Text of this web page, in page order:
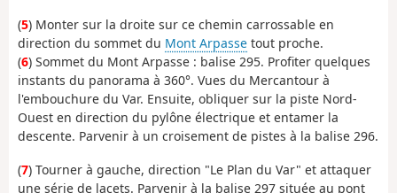
(5) Monter sur la droite sur ce chemin carrossable en
direction du sommet du Mont Arpasse tout proche.
(6) Sommet du Mont Arpasse : balise 295. Profiter quelques
instants du panorama à 360°. Vues du Mercantour à
l'embouchure du Var. Ensuite, obliquer sur la piste Nord-
Ouest en direction du pylône électrique et entamer la
descente. Parvenir à un croisement de pistes à la balise 296.
(7) Tourner à gauche, direction "Le Plan du Var" et attaquer
une série de lacets. Parvenir à la balise 297 située au pont